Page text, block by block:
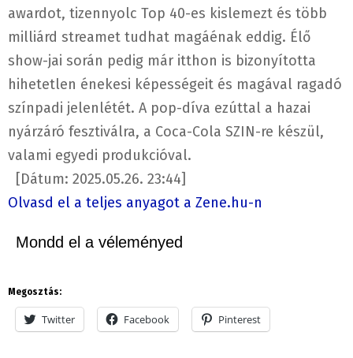
awardot, tizennyolc Top 40-es kislemezt és több
milliárd streamet tudhat magáénak eddig. Élő
show-jai során pedig már itthon is bizonyította
hihetetlen énekesi képességeit és magával ragadó
színpadi jelenlétét. A pop-díva ezúttal a hazai
nyárzáró fesztiválra, a Coca-Cola SZIN-re készül,
valami egyedi produkcióval.
[Dátum: 2025.05.26. 23:44]
Olvasd el a teljes anyagot a Zene.hu-n
Mondd el a véleményed
Megosztás:
Twitter Facebook Pinterest